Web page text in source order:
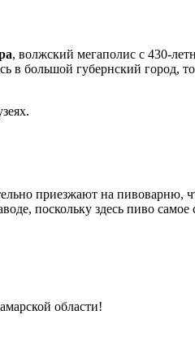
, волжский мегаполис с 430-
в большой губернский город,
приезжают на пивоварню,
поскольку здесь пиво самое
области!